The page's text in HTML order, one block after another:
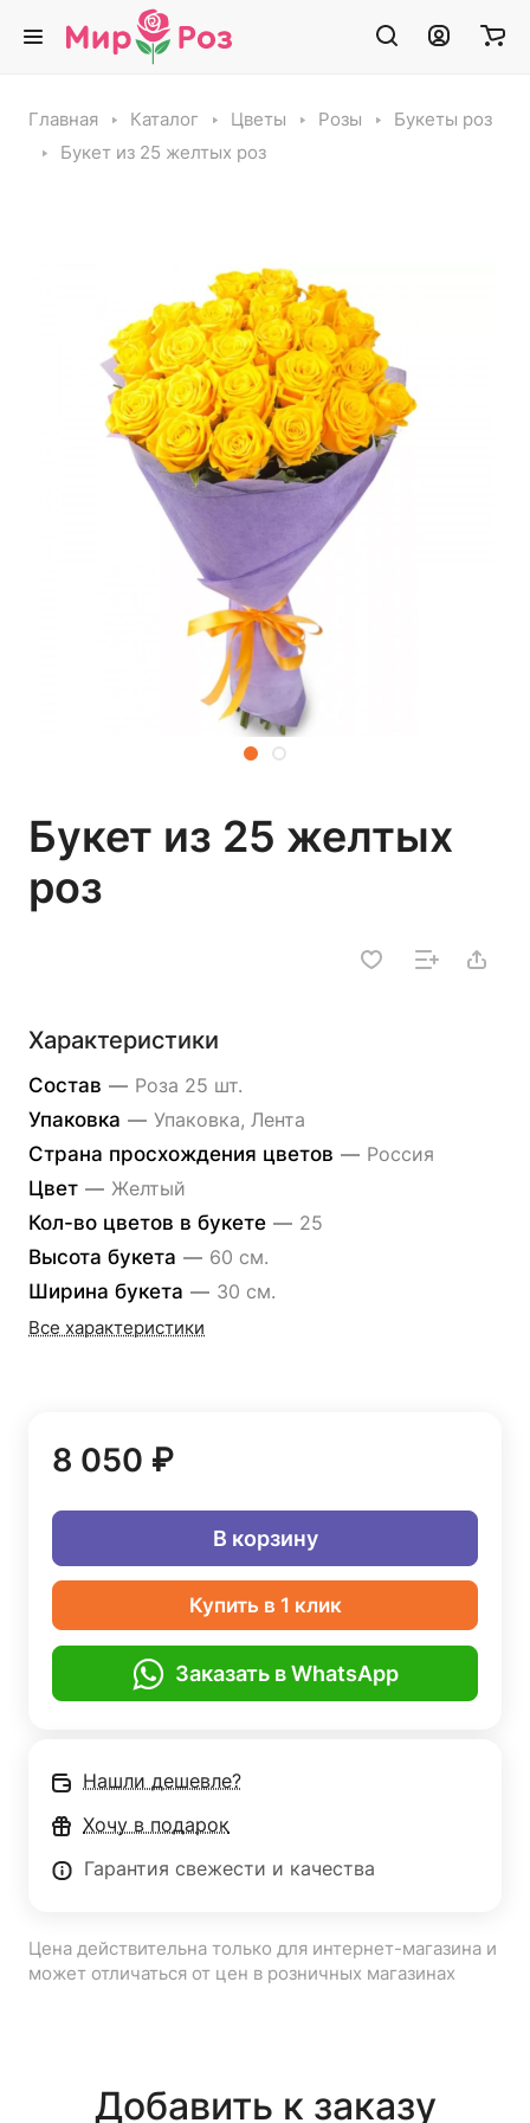
Главная Каталог Цветы Розы
Букеты роз
Букет из 25 желтых роз
Букет из 25 желтых
роз
Характеристики
Состав — Роза 25 шт.
Упаковка — Упаковка, Лента
Страна просхождения цветов — Россия
Цвет — Желтый
Кол-во цветов в букете — 25
Высота букета — 60 см.
Ширина букета — 30 см.
Все характеристики
8 050 ₽
В корзину
Купить в 1 клик
Заказать в WhatsApp
Нашли дешевле?
Хочу в подарок
Гарантия свежести и качества
Цена действительна только для интернет-магазина и
может отличаться от цен в розничных магазинах
Добавить к заказу